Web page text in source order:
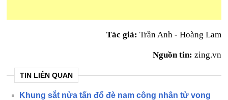
Tác giả: Trần Anh - Hoàng Lam
Nguồn tin: zing.vn
TIN LIÊN QUAN
Khung sắt nửa tấn đổ đè nam công nhân tử vong